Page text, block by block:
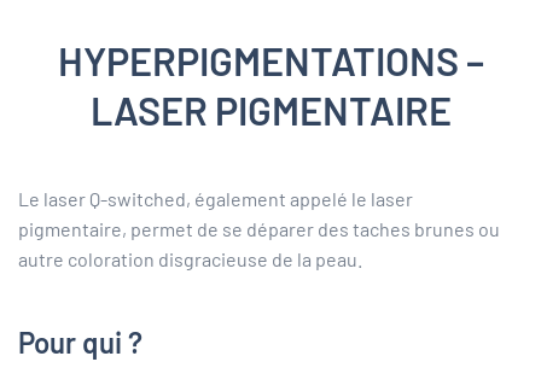
HYPERPIGMENTATIONS –
LASER PIGMENTAIRE
Le laser Q-switched, également appelé le laser
pigmentaire, permet de se déparer des taches brunes ou
autre coloration disgracieuse de la peau.
Pour qui ?